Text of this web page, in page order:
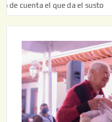
el que da el susto